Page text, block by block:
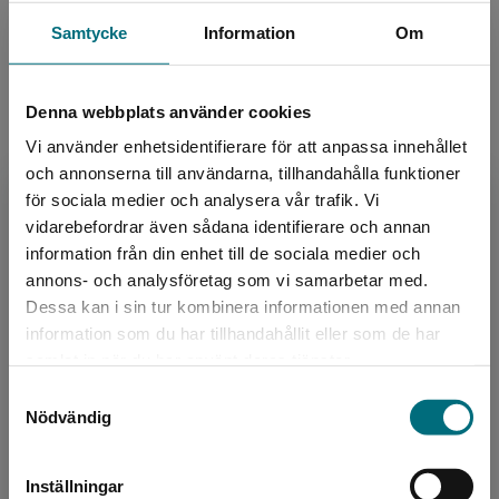
Samtycke Information Om
Denna webbplats använder cookies
Vi använder enhetsidentifierare för att anpassa innehållet
och annonserna till användarna, tillhandahålla funktioner
för sociala medier och analysera vår trafik. Vi
vidarebefordrar även sådana identifierare och annan
information från din enhet till de sociala medier och
annons- och analysföretag som vi samarbetar med.
Dessa kan i sin tur kombinera informationen med annan
information som du har tillhandahållit eller som de har
Nödvändig
Inställningar
Begränsad fraktregion
Det verkar som att du besöker
nyponochviljaforlag.se via en enhet utanför
Sverige. För att kunna slutföra ett köp måste
ISBN:
9789179493936
Utgivningsår:
2021
Sidantal:
Köp- och leveransvillkor
Relaterat